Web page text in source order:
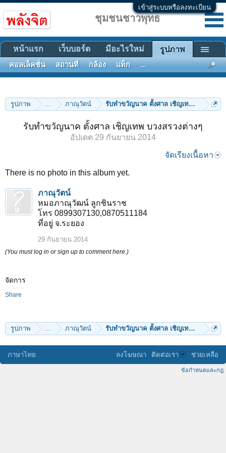
เข้าสู่ระบบหรือลงทะเบียน
รูปภาพ ... ภาณุวัตน์ รับทำขวัญนาค ตั้งศาล เชิญเทพ บวงสรวงต่
รับทำขวัญนาค ตั้งศาล เชิญเทพ บวงสรวงต่างๆ
อัปเดต 29 กันยายน 2014
จัดเรียงเนื้อหา
There is no photo in this album yet.
ภาณุวัตน์
หมอภาณุวัฒน์ ลูกชินราช
โทร 0899307130,0870511184
ที่อยู่ จ.ระยอง
29 กันยายน 2014
(You must log in or sign up to comment here.)
จัดการ
Share
รูปภาพ ... ภาณุวัตน์ รับทำขวัญนาค ตั้งศาล เชิญเทพ บวงสรวงต่
ชุมชนชาวพุทธ
หน้าแรก เว็บบอร์ด มีอะไรใหม่ รูปภาพ
คอลเล็คชั่น สถานที่ กล้อง แท็ก ...
ภาษาไทย ลงโฆษณา ติดต่อเรา ช่วยเหลือ
ข้อกำหนดและกฎ